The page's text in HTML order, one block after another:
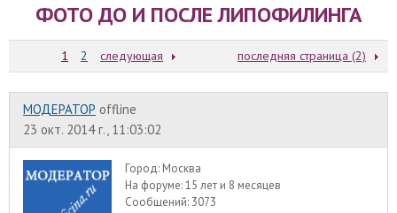
ФОТО ДО И ПОСЛЕ ЛИПОФИЛИНГА
1 2 следующая последняя страница (2)
МОДЕРАТОР offline
23 окт. 2014 г., 11:03:02
Город: Москва
На форуме:15 лет и 8 месяцев
Сообщений: 3073